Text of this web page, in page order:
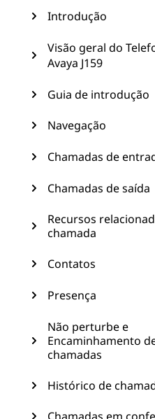
Introdução
Visão geral do
Avaya J159
Guia de introdução
Navegação
Chamadas de
Chamadas de saída
Recursos
chamada
Contatos
Presença
Não perturbe e
Encaminhamento
chamadas
Histórico de